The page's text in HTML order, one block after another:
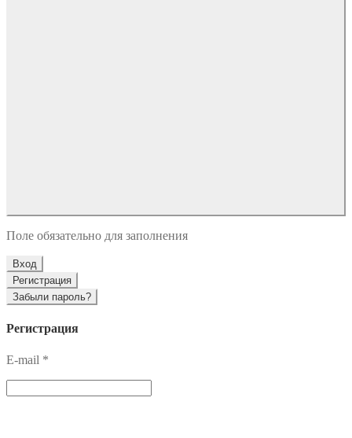
Поле обязательно для заполнения
Вход
Регистрация
Забыли пароль?
Регистрация
E-mail *